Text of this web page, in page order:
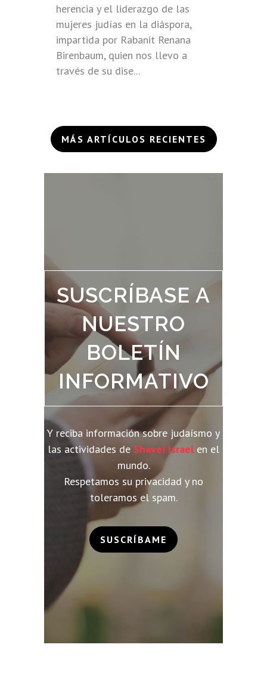
herencia y el liderazgo de las
mujeres judías en la diáspora,
impartida por Rabanit Renana
Birenbaum, quien nos llevo a
través de su dise...
MÁS ARTÍCULOS RECIENTES
SUSCRÍBASE A
NUESTRO
BOLETÍN
INFORMATIVO
Y reciba información sobre judaísmo y
las actividades de Shavei Israel en el
mundo.
Respetamos su privacidad y no
toleramos el spam.
SUSCRÍBAME